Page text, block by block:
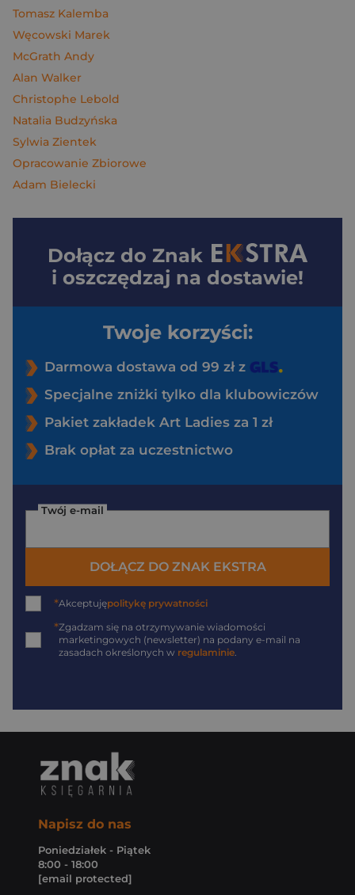
Tomasz Kalemba
Węcowski Marek
McGrath Andy
Alan Walker
Christophe Lebold
Natalia Budzyńska
Sylwia Zientek
Opracowanie Zbiorowe
Adam Bielecki
Dołącz do Znak
i oszczędzaj na dostawie!
Twoje korzyści:
Darmowa dostawa od 99 zł z
Specjalne zniżki tylko dla klubowiczów
Pakiet zakładek Art Ladies za 1 zł
Brak opłat za uczestnictwo
Twój e-mail
DOŁĄCZ DO ZNAK EKSTRA
*Akceptujępolitykę prywatności
*Zgadzam się na otrzymywanie wiadomości
marketingowych (newsletter) na podany e-mail na
zasadach określonych w regulaminie.
Napisz do nas
Poniedziałek - Piątek
8:00 - 18:00
[email protected]